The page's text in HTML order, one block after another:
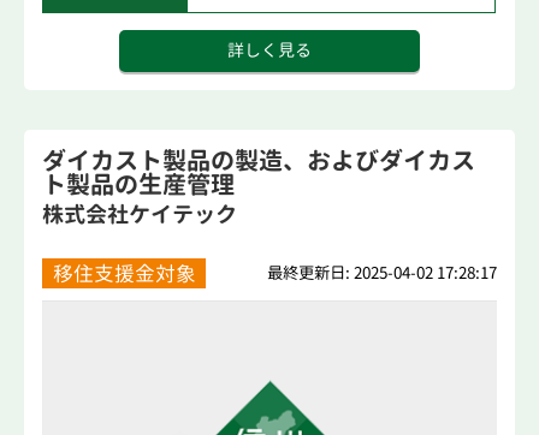
詳しく見る
ダイカスト製品の製造、およびダイカス
ト製品の生産管理
株式会社ケイテック
移住支援金対象 最終更新日: 2025-04-02 17:28:17